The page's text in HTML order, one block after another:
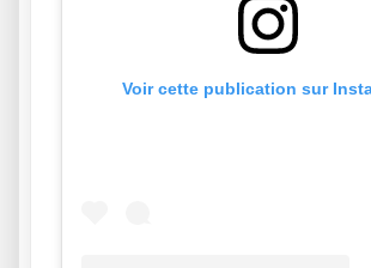
Voir cette publication sur